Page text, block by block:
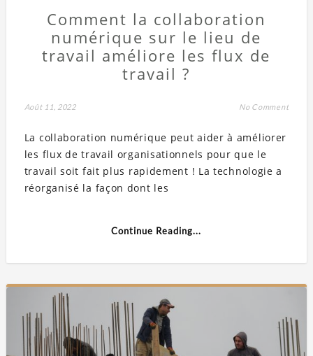
Comment la collaboration
numérique sur le lieu de
travail améliore les flux de
travail ?
Août 11, 2022 No Comment
La collaboration numérique peut aider à améliorer
les flux de travail organisationnels pour que le
travail soit fait plus rapidement ! La technologie a
réorganisé la façon dont les
Continue Reading...